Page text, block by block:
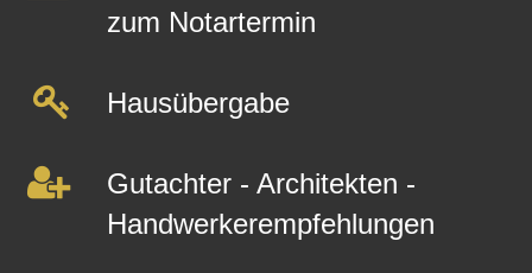
zum Notartermin
Hausübergabe
Gutachter - Architekten -
Handwerkerempfehlungen